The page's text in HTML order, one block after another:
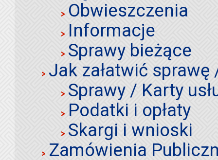
Obwieszczenia
Informacje
Sprawy bieżące
Jak załatwić sprawę
Sprawy / Karty
Podatki i opłaty
Skargi i wnioski
Zamówienia